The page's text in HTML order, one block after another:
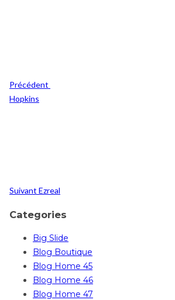
Précédent
Hopkins
Suivant Ezreal
Categories
Big Slide
Blog Boutique
Blog Home 45
Blog Home 46
Blog Home 47